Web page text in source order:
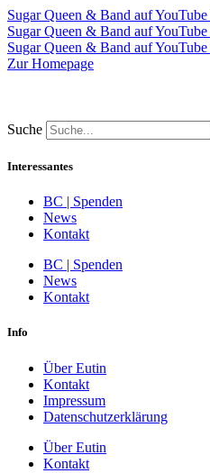
Sugar Queen & Band auf YouTube
Sugar Queen & Band auf YouTube
Sugar Queen & Band auf YouTube
Zur Homepage
Suche
Interessantes
BC | Spenden
News
Kontakt
BC | Spenden
News
Kontakt
Info
Über Eutin
Kontakt
Impressum
Datenschutzerklärung
Über Eutin
Kontakt